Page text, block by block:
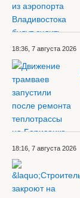
18:36, 7 августа 2026
18:16, 7 августа 2026